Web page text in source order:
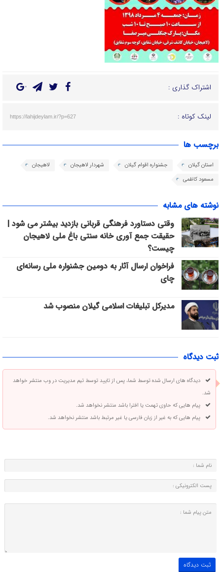
اشتراک گذاری :
لینک کوتاه : https://lahijdeylam.ir/?p=627
برچسب ها
استان گیلان جشنواره اقوام گیلان شهردار لاهیجان
لاهیجان
مسعود کاظمی
نوشته های مشابه
وقتی دستاورد فرهنگی قربانی بازدید بیشتر می شود |
حقیقت جمع آوری خانه سنتی باغ ملی لاهیجان
چیست؟
فراخوان ارسال آثار به دومین جشنواره ملی رسانه‌ای
چای
مدیرکل تبلیغات اسلامی گیلان منصوب شد
ثبت دیدگاه
دیدگاه های ارسال شده توسط شما، پس از تایید توسط تیم مدیریت در وب منتشر خواهد
شد.
پیام هایی که حاوی تهمت یا افترا باشد منتشر نخواهد شد.
پیام هایی که به غیر از زبان فارسی یا غیر مرتبط باشد منتشر نخواهد شد.